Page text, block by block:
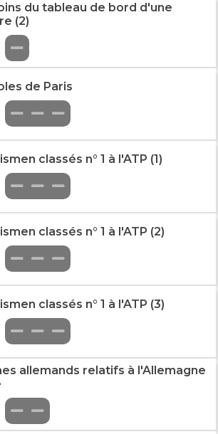
du tableau de bord d'une
(2)
de Paris
classés n° 1 à l'ATP (1)
classés n° 1 à l'ATP (2)
classés n° 1 à l'ATP (3)
allemands relatifs à l'Allemagne